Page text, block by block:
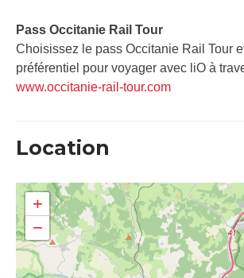
Pass Occitanie Rail Tour​
Choisissez le pass Occitanie Rail Tour
préférentiel pour voyager avec liO à
www.occitanie-rail-tour.com
Location
+
−